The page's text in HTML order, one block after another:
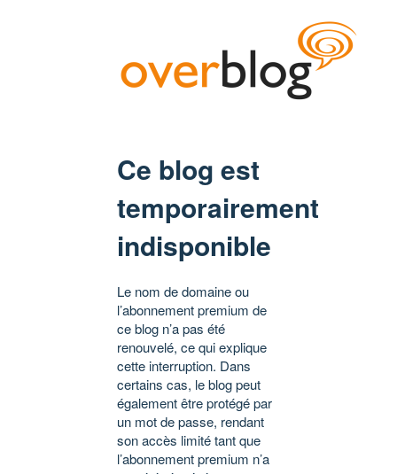
Ce blog est
temporairement
indisponible
Le nom de domaine ou
l’abonnement premium de
ce blog n’a pas été
renouvelé, ce qui explique
cette interruption. Dans
certains cas, le blog peut
également être protégé par
un mot de passe, rendant
son accès limité tant que
l’abonnement premium n’a